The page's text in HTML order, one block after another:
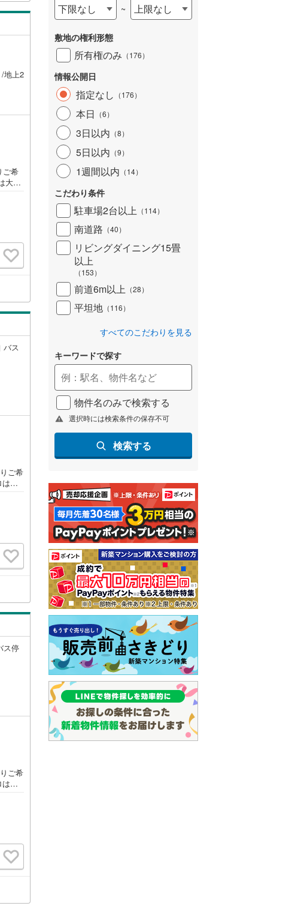
地上2
ご希
多
ア
。
けが
これ
歳以
バス
ご希
座
件
寧
お
購入
ーナ
返
ス停
ご希
座
件
寧
お
購入
ーナ
返
下限なし ~ 上限なし
敷地の権利形態
所有権のみ （176）
情報公開日
指定なし （176）
本日 （6）
3日以内 （8）
5日以内 （9）
1週間以内 （14）
こだわり条件
駐車場2台以上 （114）
南道路 （40）
リビングダイニング15畳
以上
（153）
前道6m以上 （28）
平坦地 （116）
すべてのこだわりを見る
キーワードで探す
物件名のみで検索する
選択時には検索条件の保存不可
検索する
指宿枕崎線 177
久大本線(111)
日田彦山線(
筑豊本線(179 )
北海道新幹線(0
山形新幹線(540 )
東海道新幹線
札幌市営地下鉄東豊線
東京メトロ銀座線
東京メトロ日比谷線
東京メトロ有楽町線
東京メトロ副都心線( 88 )
都営新宿線( 291 )
横浜市営地下鉄グリーンライン
267)
名古屋市営地下鉄鶴舞線(273)
OsakaMetro長堀鶴見緑地線
OsakaMetro千日前線(15)
神戸市営地下鉄海岸線(26)
福岡市地下鉄七隈線(372)
函館市電宝来・谷地頭線(0)
真岡鐵道(15)
山形鉄道フラワー長井線(0)
えちごトキめき鉄道妙高はねうまラ
イン(3)
しなの鉄道(20)
津軽鉄道(0)
三陸鉄道リアス線(9)
仙台空港アクセス線(84)